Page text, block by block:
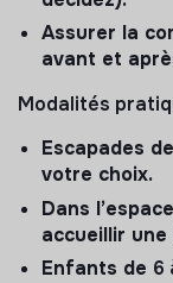
Assurer la
avant et
Modalités
Escapades
votre choix.
Dans
accueillir
Enfants de 6